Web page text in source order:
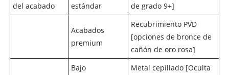
del acabado estándar de grado 9+]
Acabados
premium
Recubrimiento PVD
[opciones de bronce de
cañón de oro rosa]
Bajo
Metal cepillado [Oculta